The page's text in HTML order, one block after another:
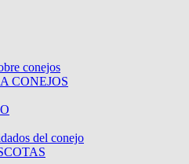
conejos
CONEJOS
del conejo